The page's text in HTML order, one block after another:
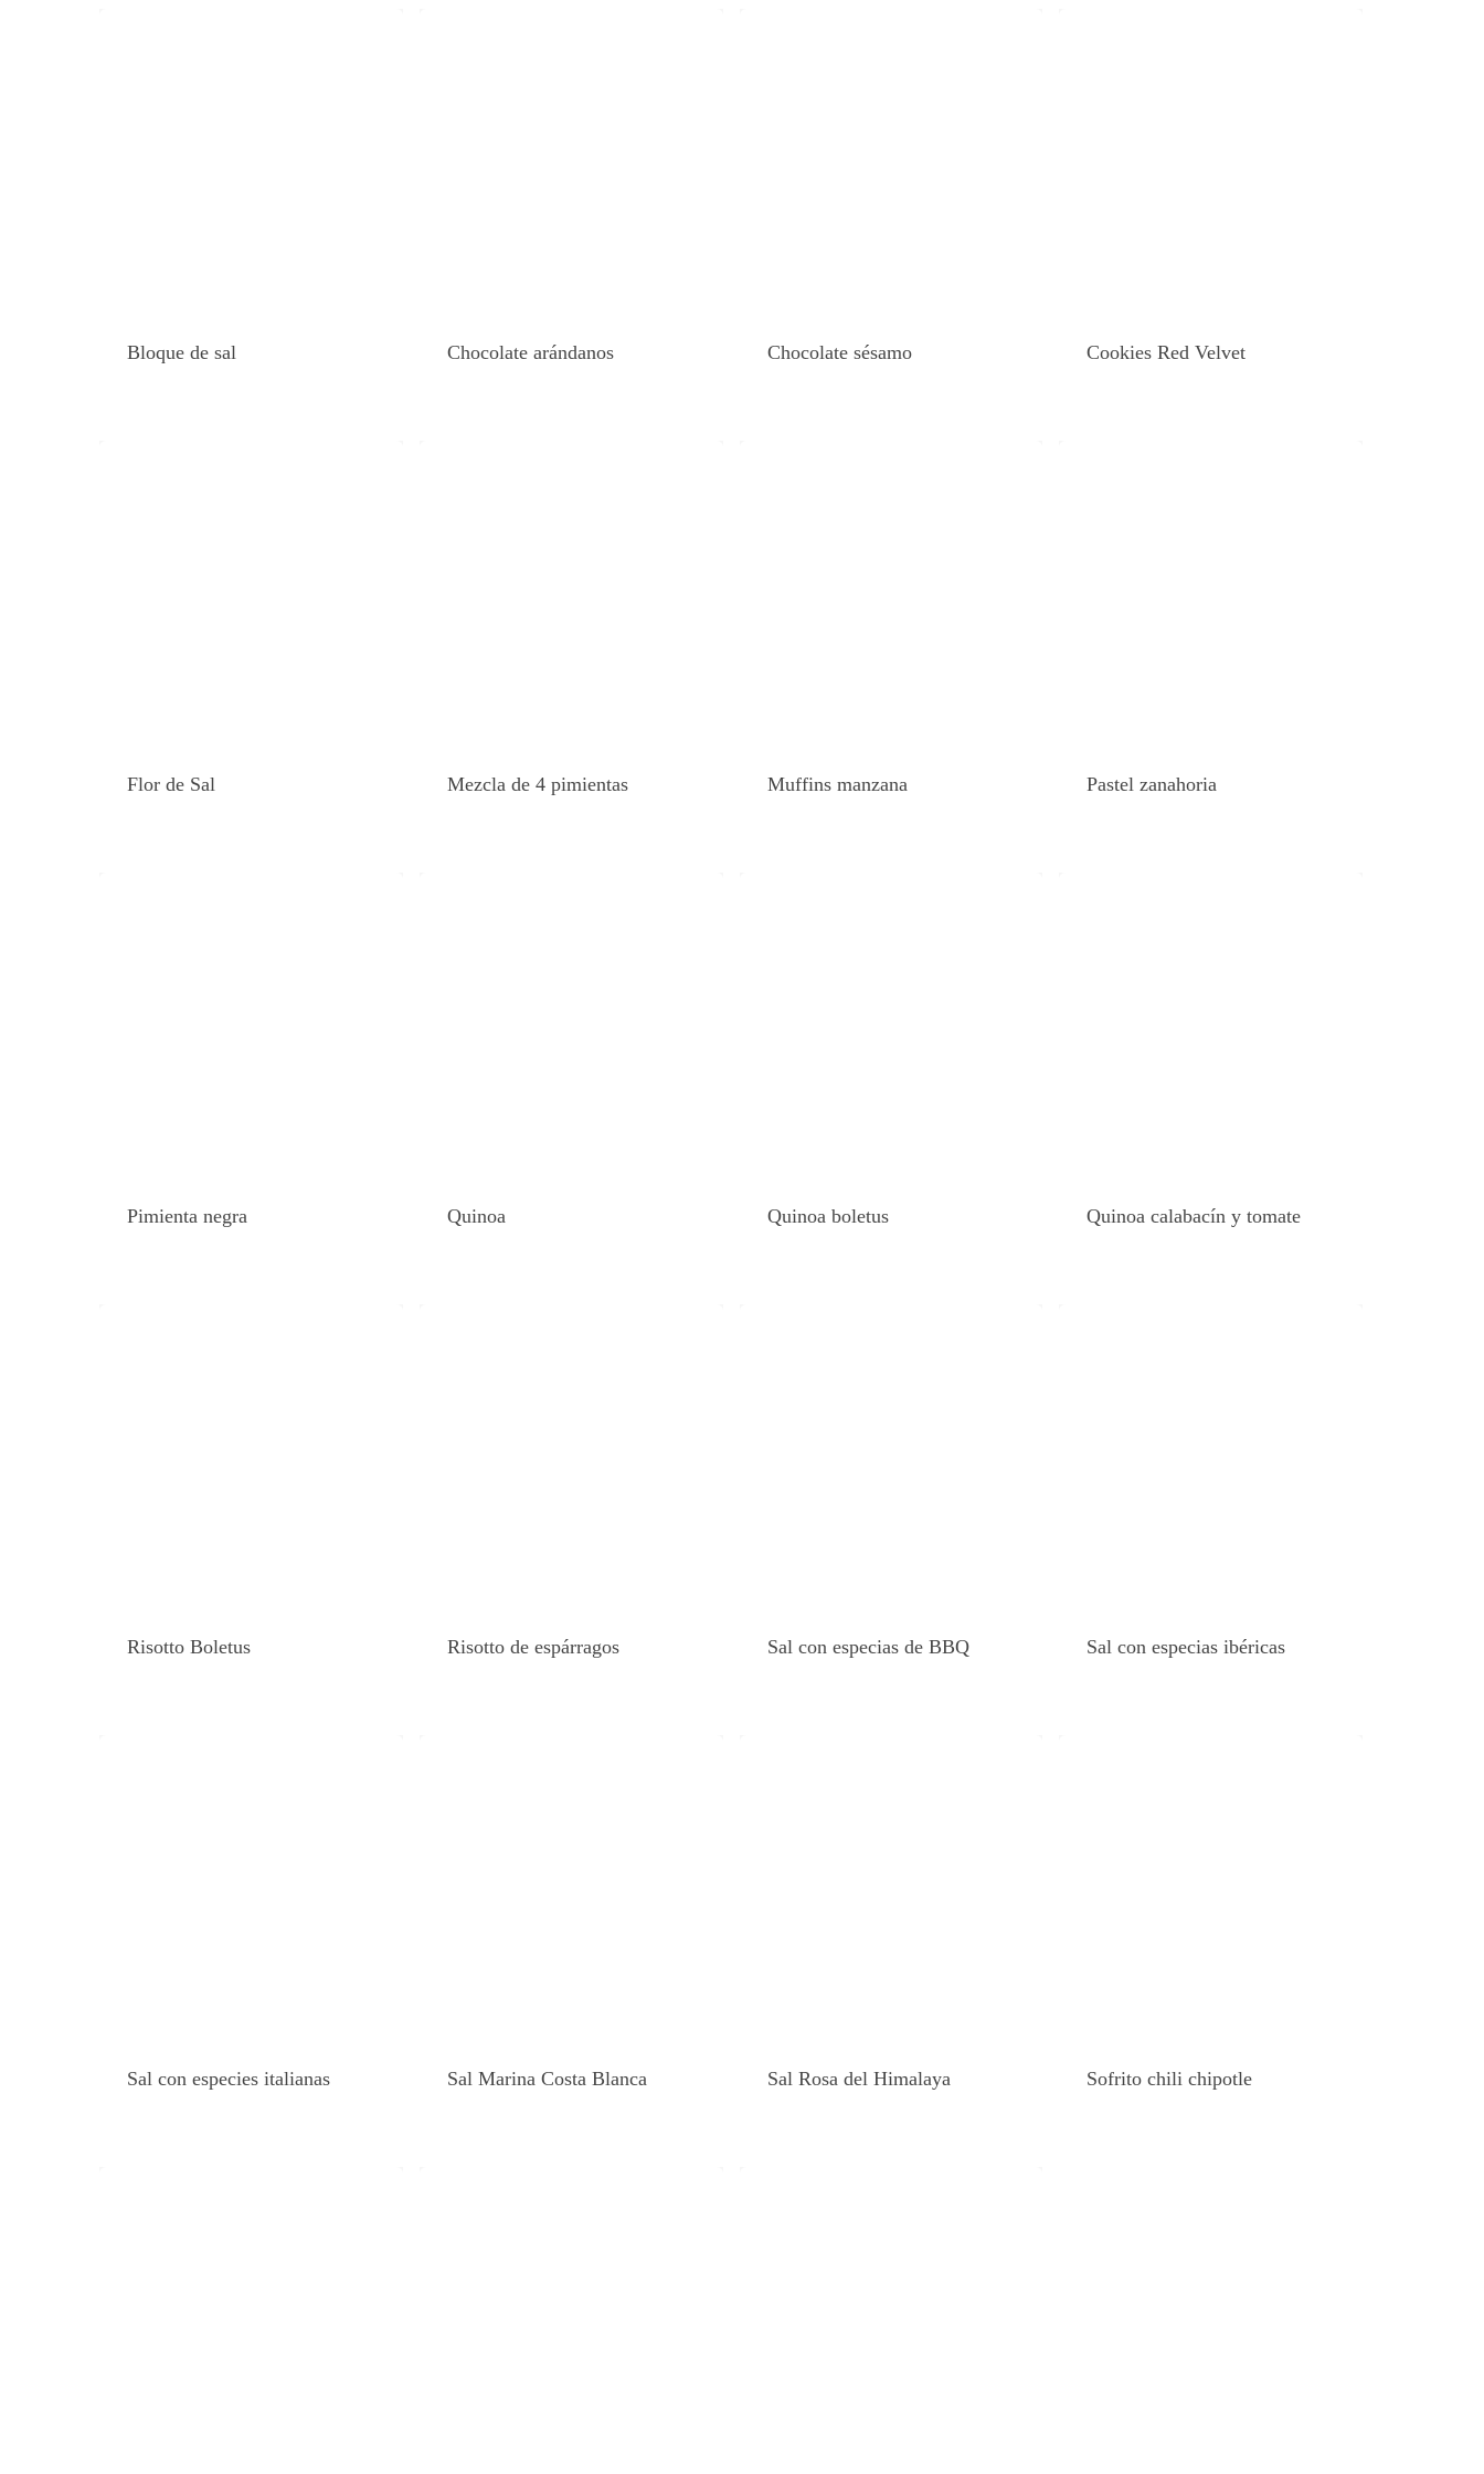
Bloque de sal Chocolate arándanos Chocolate sésamo Cookies Red Velvet
Flor de Sal Mezcla de 4 pimientas Muffins manzana Pastel zanahoria
Pimienta negra Quinoa Quinoa boletus Quinoa calabacín y tomate
Risotto Boletus Risotto de espárragos Sal con especias de BBQ Sal con especias ibéricas
Sal con especies italianas Sal Marina Costa Blanca Sal Rosa del Himalaya Sofrito chili chipotle